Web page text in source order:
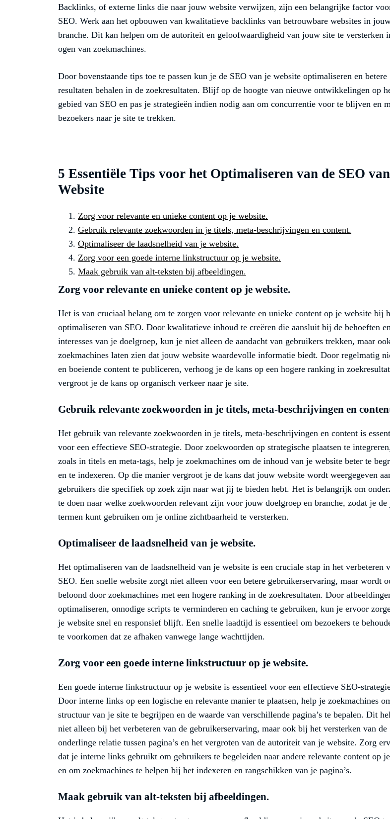
Backlinks, of externe links die naar jouw website verwijzen, zijn een belangrijke factor
SEO. Werk aan het opbouwen van kwalitatieve backlinks van betrouwbare websites in
branche. Dit kan helpen om de autoriteit en geloofwaardigheid van jouw site te versterken
ogen van zoekmachines.
Door bovenstaande tips toe te passen kun je de SEO van je website optimaliseren en betere
resultaten behalen in de zoekresultaten. Blijf op de hoogte van nieuwe ontwikkelingen op
gebied van SEO en pas je strategieën indien nodig aan om concurrentie voor te blijven en
bezoekers naar je site te trekken.
5 Essentiële Tips voor het Optimaliseren van de SEO
Website
Zorg voor relevante en unieke content op je website.
Gebruik relevante zoekwoorden in je titels, meta-beschrijvingen en content.
Optimaliseer de laadsnelheid van je website.
Zorg voor een goede interne linkstructuur op je website.
Maak gebruik van alt-teksten bij afbeeldingen.
Zorg voor relevante en unieke content op je website.
Het is van cruciaal belang om te zorgen voor relevante en unieke content op je website bij
optimaliseren van SEO. Door kwalitatieve inhoud te creëren die aansluit bij de behoeften en
interesses van je doelgroep, kun je niet alleen de aandacht van gebruikers trekken, maar
zoekmachines laten zien dat jouw website waardevolle informatie biedt. Door regelmatig
en boeiende content te publiceren, verhoog je de kans op een hogere ranking in
vergroot je de kans op organisch verkeer naar je site.
Gebruik relevante zoekwoorden in je titels, meta-beschrijvingen en
Het gebruik van relevante zoekwoorden in je titels, meta-beschrijvingen en content is
voor een effectieve SEO-strategie. Door zoekwoorden op strategische plaatsen te integreren,
zoals in titels en meta-tags, help je zoekmachines om de inhoud van je website beter te
en te indexeren. Op die manier vergroot je de kans dat jouw website wordt weergegeven
gebruikers die specifiek op zoek zijn naar wat jij te bieden hebt. Het is belangrijk om
te doen naar welke zoekwoorden relevant zijn voor jouw doelgroep en branche, zodat je de
termen kunt gebruiken om je online zichtbaarheid te versterken.
Optimaliseer de laadsnelheid van je website.
Het optimaliseren van de laadsnelheid van je website is een cruciale stap in het verbeteren
SEO. Een snelle website zorgt niet alleen voor een betere gebruikerservaring, maar wordt
beloond door zoekmachines met een hogere ranking in de zoekresultaten. Door
optimaliseren, onnodige scripts te verminderen en caching te gebruiken, kun je ervoor
je website snel en responsief blijft. Een snelle laadtijd is essentieel om bezoekers te
te voorkomen dat ze afhaken vanwege lange wachttijden.
Zorg voor een goede interne linkstructuur op je website.
Een goede interne linkstructuur op je website is essentieel voor een effectieve SEO-
Door interne links op een logische en relevante manier te plaatsen, help je zoekmachines
structuur van je site te begrijpen en de waarde van verschillende pagina’s te bepalen. Dit
niet alleen bij het verbeteren van de gebruikerservaring, maar ook bij het versterken van de
onderlinge relatie tussen pagina’s en het vergroten van de autoriteit van je website. Zorg
dat je interne links gebruikt om gebruikers te begeleiden naar andere relevante content op
en om zoekmachines te helpen bij het indexeren en rangschikken van je pagina’s.
Maak gebruik van alt-teksten bij afbeeldingen.